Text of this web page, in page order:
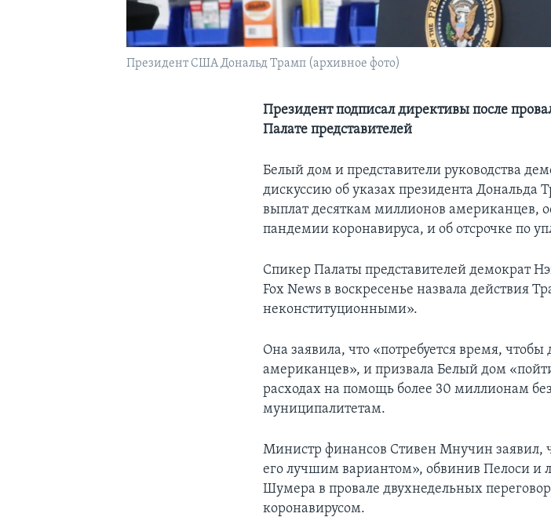
Президент США Дональд Трамп (архивное фото)
Президент подписал директивы после
Палате представителей
Белый дом и представители руководства
дискуссию об указах президента Дональда
выплат десяткам миллионов американцев,
пандемии коронавируса, и об отсрочке по
Спикер Палаты представителей демократ
Fox News в воскресенье назвала действия
неконституционными».
Она заявила, что «потребуется время,
американцев», и призвала Белый дом
расходах на помощь более 30 миллионам
муниципалитетам.
Министр финансов Стивен Мнучин заявил,
его лучшим вариантом», обвинив Пелоси и
Шумера в провале двухнедельных
коронавирусом.